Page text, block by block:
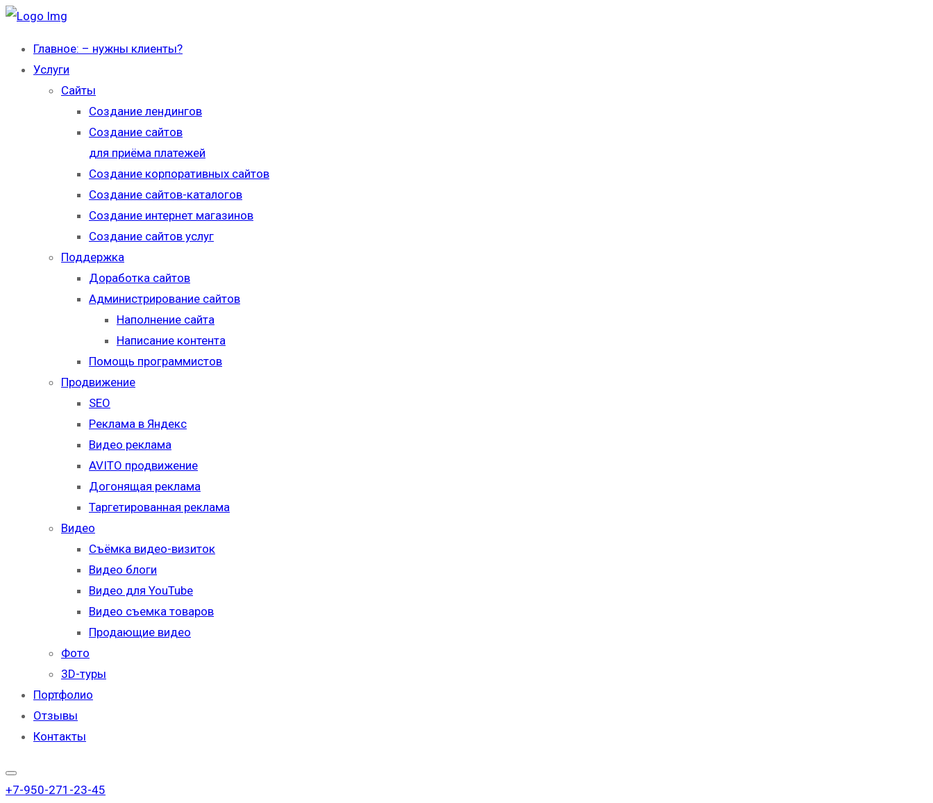
Главное: – нужны клиенты?
Услуги
Сайты
Создание лендингов
Создание сайтов
для приёма платежей
Создание корпоративных сайтов
Создание сайтов-каталогов
Создание интернет магазинов
Создание сайтов услуг
Поддержка
Доработка сайтов
Администрирование сайтов
Наполнение сайта
Написание контента
Помощь программистов
Продвижение
SEO
Реклама в Яндекс
Видео реклама
AVITO продвижение
Догонящая реклама
Таргетированная реклама
Видео
Съёмка видео-визиток
Видео блоги
Видео для YouTube
Видео съемка товаров
Продающие видео
Фото
3D-туры
Портфолио
Отзывы
Контакты
+7-950-271-23-45